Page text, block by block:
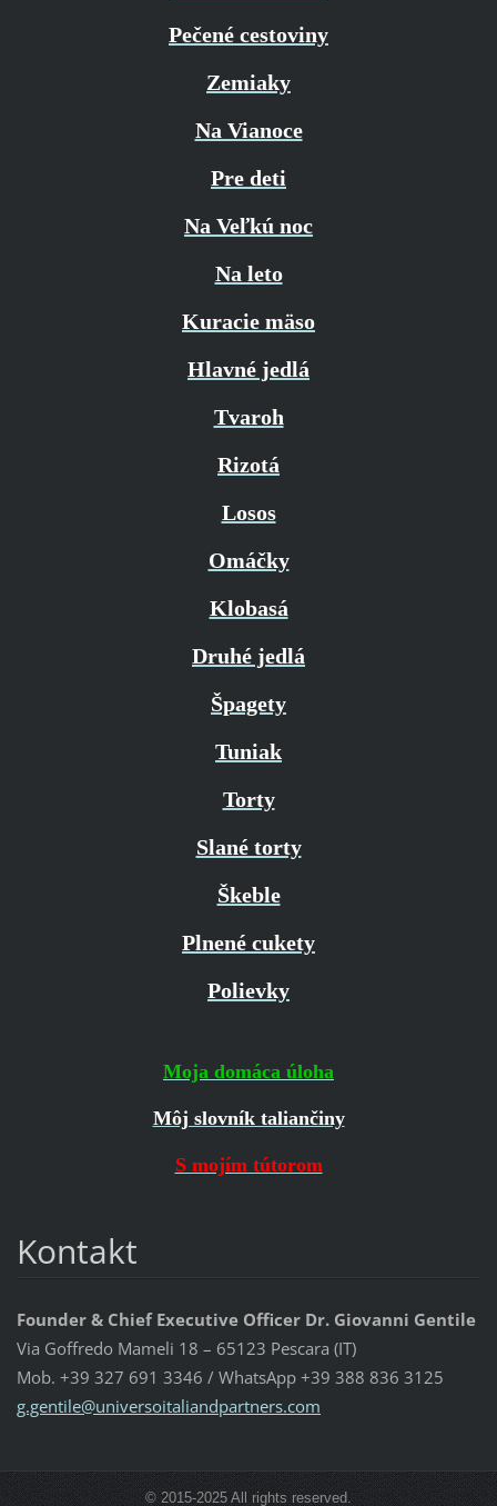
Pečené cestoviny
Zemiaky
Na Vianoce
Pre deti
Na Veľkú noc
Na leto
Kuracie mäso
Hlavné jedlá
Tvaroh
Rizotá
Losos
Omáčky
Klobasá
Druhé jedlá
Špagety
Tuniak
Torty
Slané torty
Škeble
Plnené cukety
Polievky
Moja domáca úloha
Môj slovník taliančiny
S mojím tútorom
Kontakt
Founder & Chief Executive Officer Dr. Giovanni Gentile
Via Goffredo Mameli 18 – 65123 Pescara (IT)
Mob. +39 327 691 3346 / WhatsApp +39 388 836 3125
g.gentile@universoitaliandpartners.com
© 2015-2025 All rights reserved.